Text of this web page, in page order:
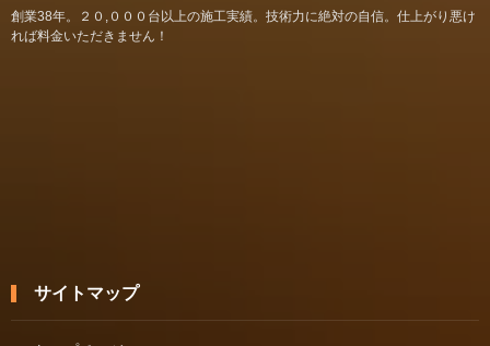
創業38年。２０,０００台以上の施工実績。技術力に絶対の自信。仕上がり悪け
れば料金いただきません！
サイトマップ